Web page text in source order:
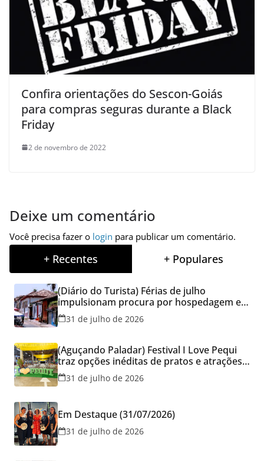
Confira orientações do Sescon-Goiás
para compras seguras durante a Black
Friday
2 de novembro de 2022
Deixe um comentário
Você precisa fazer o login para publicar um comentário.
+ Recentes + Populares
(Diário do Turista) Férias de julho
impulsionam procura por hospedagem em
Goiás e reforçam cuidados na hora de
reservar viagens
31 de julho de 2026
(Aguçando Paladar) Festival I Love Pequi
traz opções inéditas de pratos e atrações
gratuitas no fim de semana dos Pais em
Goiânia
31 de julho de 2026
Em Destaque (31/07/2026)
31 de julho de 2026